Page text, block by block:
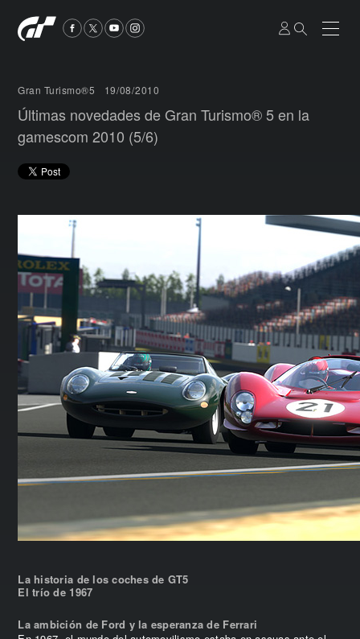
Gran Turismo®5 19/08/2010
Últimas novedades de Gran Turismo® 5 en la
gamescom 2010 (5/6)
La historia de los coches de GT5
El trío de 1967
La ambición de Ford y la esperanza de Ferrari